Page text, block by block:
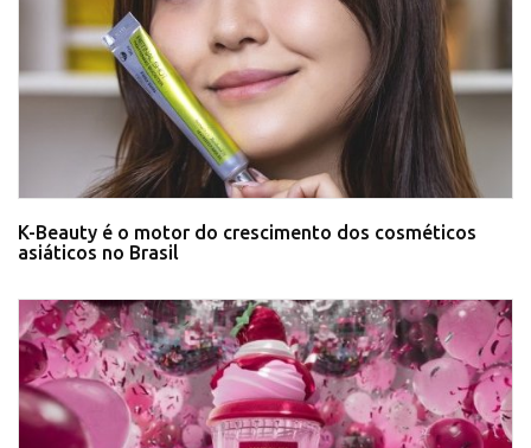
K-Beauty é o motor do crescimento dos cosméticos
asiáticos no Brasil